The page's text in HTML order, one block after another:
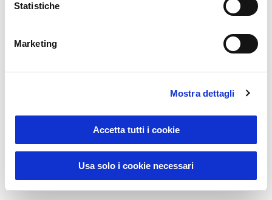
Statistiche
Marketing
Mostra dettagli
Accetta tutti i cookie
Usa solo i cookie necessari
Preis: 54,000€